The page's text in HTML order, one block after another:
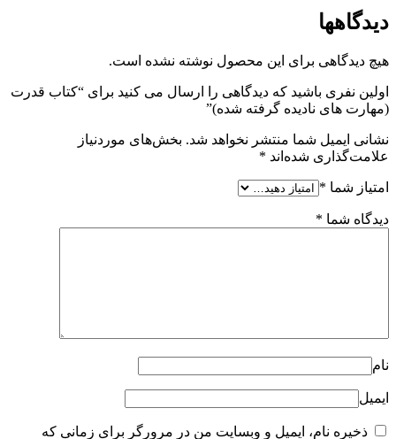
دیدگاهها
هیچ دیدگاهی برای این محصول نوشته نشده است.
اولین نفری باشید که دیدگاهی را ارسال می کنید برای “کتاب قدرت
(مهارت های نادیده گرفته شده)”
نشانی ایمیل شما منتشر نخواهد شد. بخش‌های موردنیاز
علامت‌گذاری شده‌اند *
امتیاز شما *
دیدگاه شما *
نام
ایمیل
ذخیره نام، ایمیل و وبسایت من در مرورگر برای زمانی که